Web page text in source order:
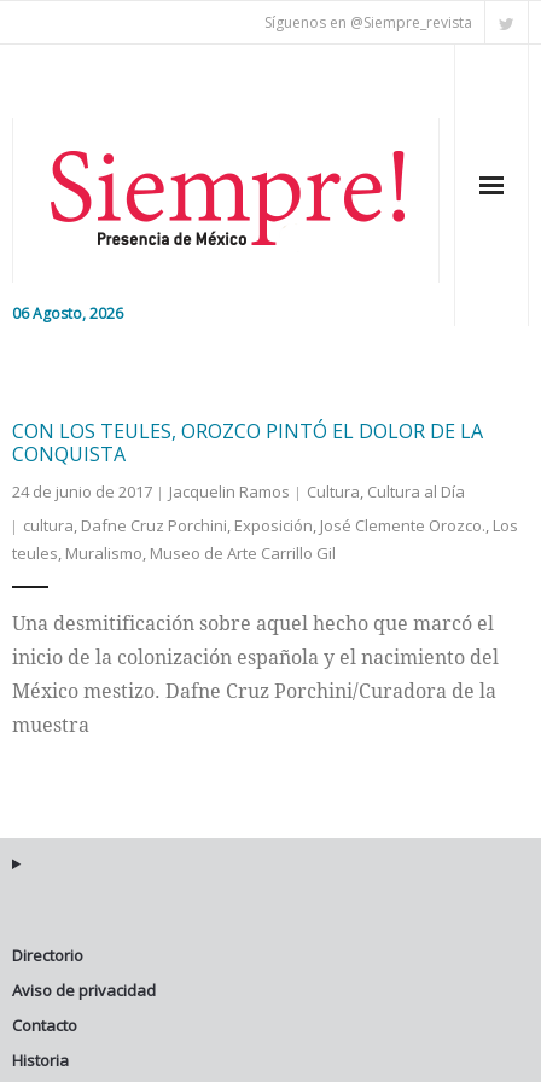
Síguenos en @Siempre_revista
06 Agosto, 2026
Nacional
Colaboradores
Cultura
CON LOS TEULES, OROZCO PINTÓ EL DOLOR DE LA
CONQUISTA
24 de junio de 2017 Jacquelin Ramos Cultura, Cultura al Día
cultura, Dafne Cruz Porchini, Exposición, José Clemente Orozco., Los
teules, Muralismo, Museo de Arte Carrillo Gil
Una desmitificación sobre aquel hecho que marcó el
inicio de la colonización española y el nacimiento del
México mestizo. Dafne Cruz Porchini/Curadora de la
muestra
Directorio
Aviso de privacidad
Contacto
Historia